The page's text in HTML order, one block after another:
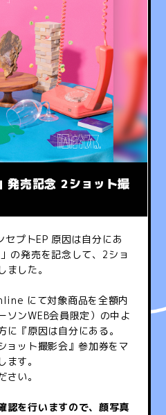
発売記念 2ショット撮
プトEP 原因は自分にあ
の発売を記念して、2ショ
した。
にて対象商品を全額内
ソンWEB会員限定）の中よ
に『原因は自分にある。
ョット撮影会』参加券をマ
す。
い。
認を行いますので、顔写真